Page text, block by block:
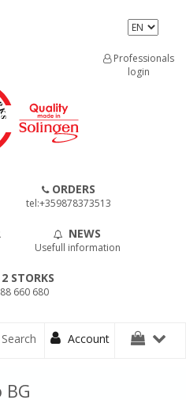
ORDERS
tel:+359878373513
NEWS
Usefull information
STORKS
660 680
Professionals
login
Search Account